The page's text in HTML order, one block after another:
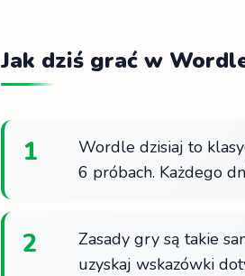
Jak dziś grać w
1
Wordle dzisiaj to
6 próbach. Każdego
2
Zasady gry są takie
uzyskaj wskazówki